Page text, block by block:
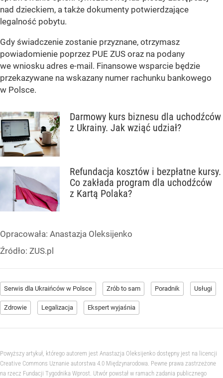
nad dzieckiem, a także dokumenty potwierdzające
legalność pobytu.
Gdy świadczenie zostanie przyznane, otrzymasz
powiadomienie poprzez PUE ZUS oraz na podany
we wniosku adres e-mail. Finansowe wsparcie będzie
przekazywane na wskazany numer rachunku bankowego
w Polsce.
Darmowy kurs biznesu dla uchodźców
z Ukrainy. Jak wziąć udział?
Refundacja kosztów i bezpłatne kursy.
Co zakłada program dla uchodźców
z Kartą Polaka?
Opracowała: Anastazja Oleksijenko
Źródło: ZUS.pl
Serwis dla Ukraińców w Polsce Zrób to sam Poradnik Usługi
Zdrowie Legalizacja Ekspert wyjaśnia
Powyższy artykuł, którego autorem jest Anastazja Oleksijenko dostępny jest na licencji
Creative Commons Uznanie autorstwa 4.0 Międzynarodowa. Pewne prawa zastrzeżone
na rzecz Fundacji Tygodnika Wprost. Utwór powstał w ramach zadania publicznego